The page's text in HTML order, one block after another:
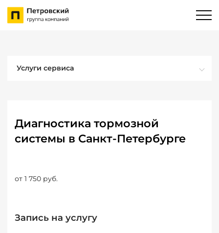
Услуги сервиса
Диагностика тормозной
системы в Санкт-Петербурге
от 1 750 руб.
Запись на услугу